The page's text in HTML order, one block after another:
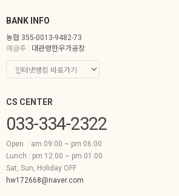
BANK INFO
농협 355-0013-9482-73
예금주 : 대관령한우가공장
CS CENTER
033-334-2322
Open : am 09:00 ~ pm 06:00
Lunch : pm 12:00 ~ pm 01:00
Sat, Sun, Holiday OFF
hw172668@naver.com